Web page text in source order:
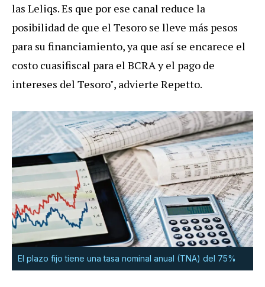
las Leliqs. Es que por ese canal reduce la
posibilidad de que el Tesoro se lleve más pesos
para su financiamiento, ya que así se encarece el
costo cuasifiscal para el BCRA y el pago de
intereses del Tesoro", advierte Repetto.
El plazo fijo tiene una tasa nominal anual (TNA) del 75%